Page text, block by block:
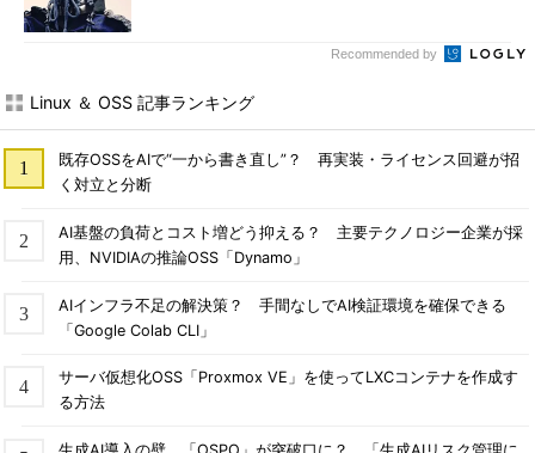
Recommended by
Linux ＆ OSS 記事ランキング
既存OSSをAIで“一から書き直し”？ 再実装・ライセンス回避が招
く対立と分断
AI基盤の負荷とコスト増どう抑える？ 主要テクノロジー企業が採
用、NVIDIAの推論OSS「Dynamo」
AIインフラ不足の解決策？ 手間なしでAI検証環境を確保できる
「Google Colab CLI」
サーバ仮想化OSS「Proxmox VE」を使ってLXCコンテナを作成す
る方法